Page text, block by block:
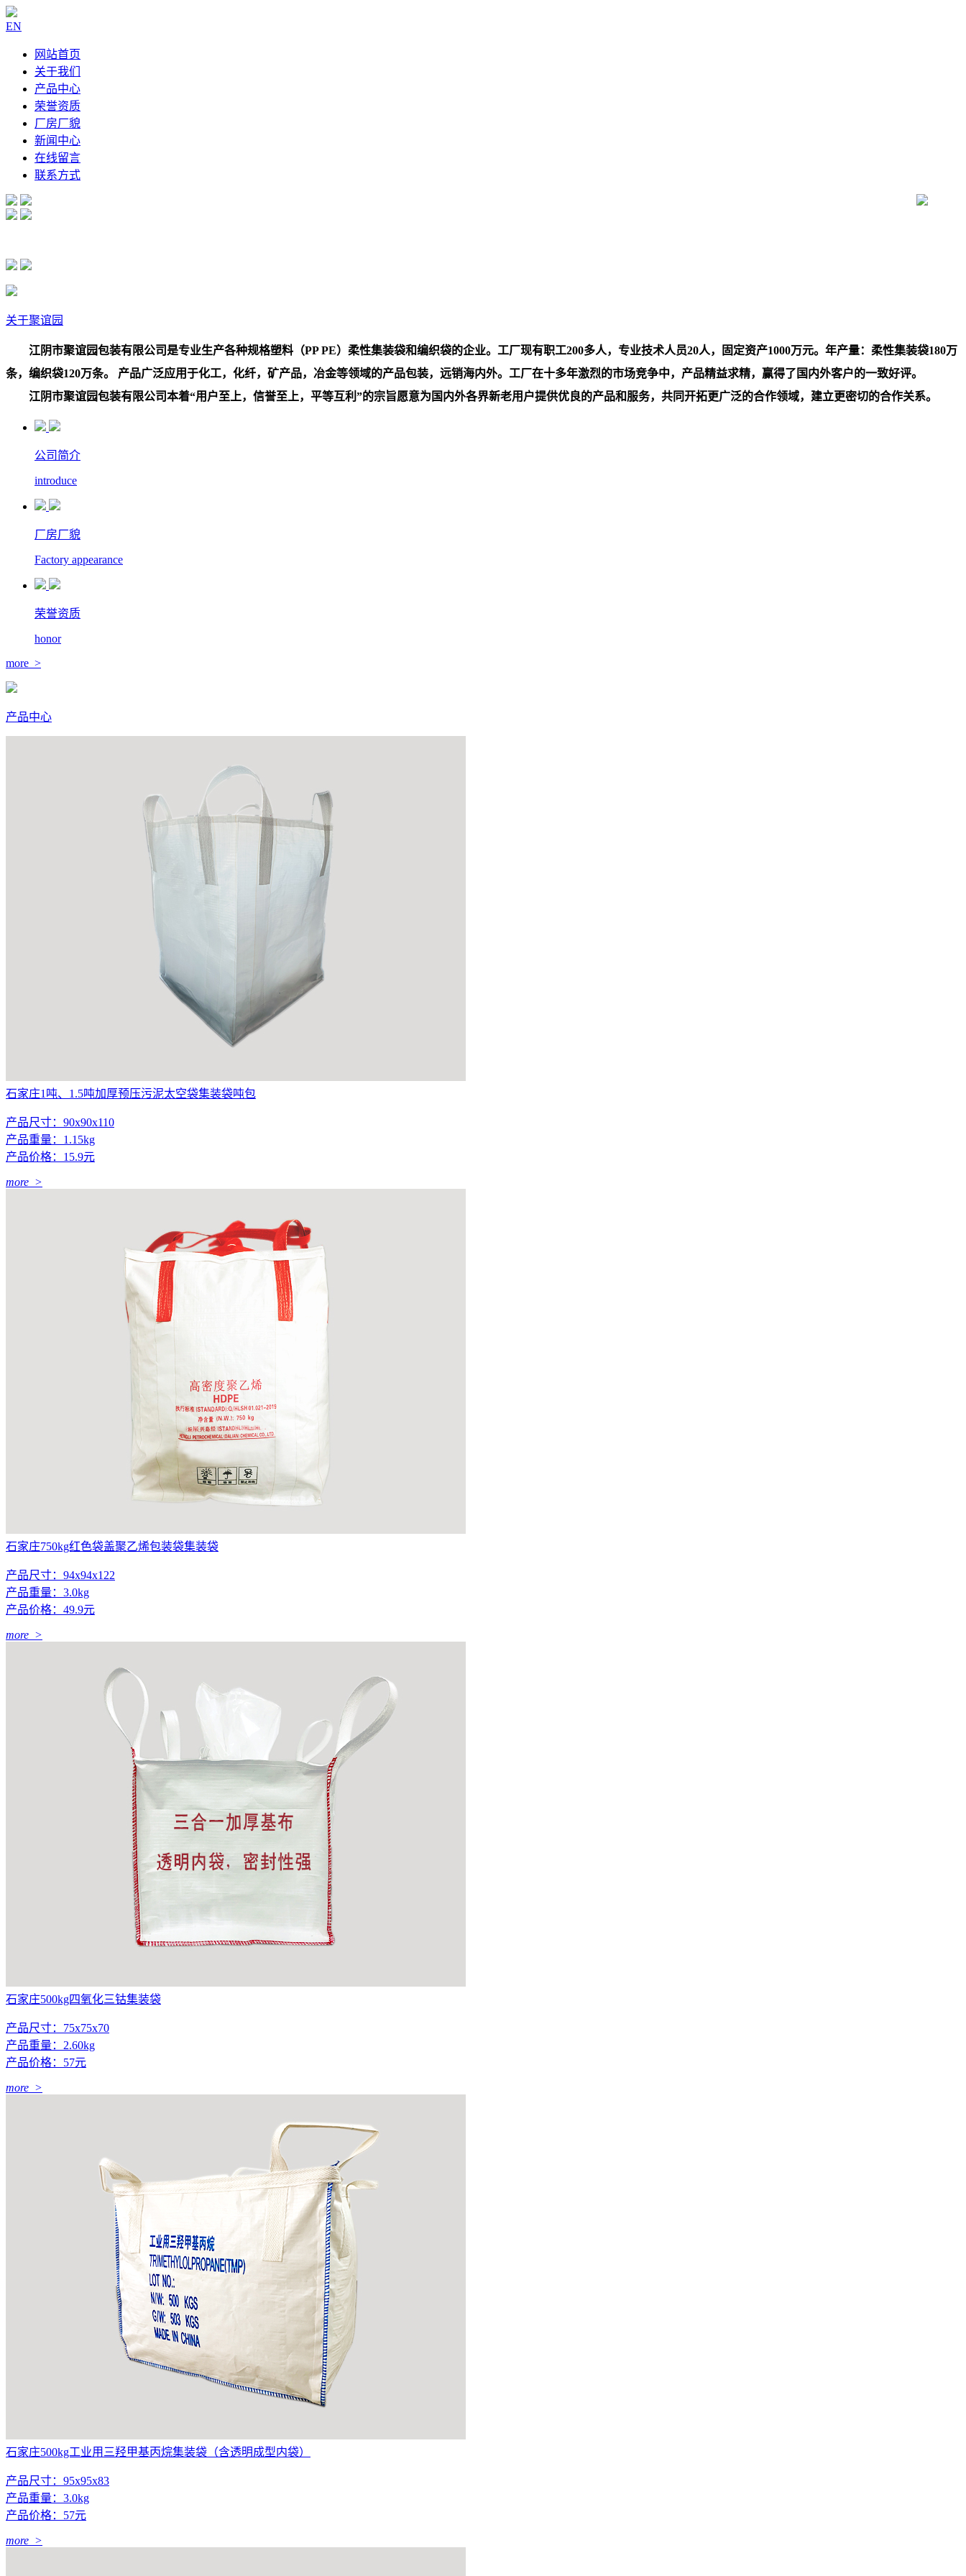
EN
网站首页
关于我们
产品中心
荣誉资质
厂房厂貌
新闻中心
在线留言
联系方式
关于聚谊园
江阴市聚谊园包装有限公司是专业生产各种规格塑料（PP PE）柔性集装袋和编织袋的企业。工厂现有职工200多人，专业技术人员20人，固定资产1000万元。年产量：柔性集装袋180万
条，编织袋120万条。 产品广泛应用于化工，化纤，矿产品，冶金等领域的产品包装，远销海内外。工厂在十多年激烈的市场竞争中，产品精益求精，赢得了国内外客户的一致好评。
江阴市聚谊园包装有限公司本着“用户至上，信誉至上，平等互利”的宗旨愿意为国内外各界新老用户提供优良的产品和服务，共同开拓更广泛的合作领域，建立更密切的合作关系。
公司简介
introduce
厂房厂貌
Factory appearance
荣誉资质
honor
more >
产品中心
石家庄1吨、1.5吨加厚预压污泥太空袋集装袋吨包
产品尺寸：90x90x110
产品重量：1.15kg
产品价格：15.9元
more >
石家庄750kg红色袋盖聚乙烯包装袋集装袋
产品尺寸：94x94x122
产品重量：3.0kg
产品价格：49.9元
more >
石家庄500kg四氧化三钴集装袋
产品尺寸：75x75x70
产品重量：2.60kg
产品价格：57元
more >
石家庄500kg工业用三羟甲基丙烷集装袋（含透明成型内袋）
产品尺寸：95x95x83
产品重量：3.0kg
产品价格：57元
more >